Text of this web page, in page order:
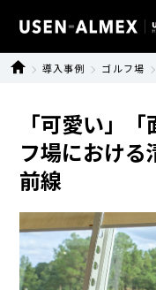
業種別ソリューション
製品・サービス
導入事例
ニュース
サステナビリティ
導入事例 ゴルフ場
「可愛い」
フ場におけ
前線